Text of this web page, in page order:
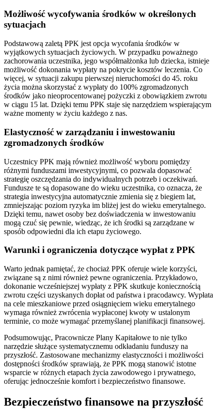
Możliwość wycofywania środków w określonych
sytuacjach
Podstawową zaletą PPK jest opcja wycofania środków w
wyjątkowych sytuacjach życiowych. W przypadku poważnego
zachorowania uczestnika, jego współmałżonka lub dziecka, istnieje
możliwość dokonania wypłaty na pokrycie kosztów leczenia. Co
więcej, w sytuacji zakupu pierwszej nieruchomości do 45. roku
życia można skorzystać z wypłaty do 100% zgromadzonych
środków jako nieoprocentowanej pożyczki z obowiązkiem zwrotu
w ciągu 15 lat. Dzięki temu PPK staje się narzędziem wspierającym
ważne momenty w życiu każdego z nas.
Elastyczność w zarządzaniu i inwestowaniu
zgromadzonych środków
Uczestnicy PPK mają również możliwość wyboru pomiędzy
różnymi funduszami inwestycyjnymi, co pozwala dopasować
strategię oszczędzania do indywidualnych potrzeb i oczekiwań.
Fundusze te są dopasowane do wieku uczestnika, co oznacza, że
strategia inwestycyjna automatycznie zmienia się z biegiem lat,
zmniejszając poziom ryzyka im bliżej jest do wieku emerytalnego.
Dzięki temu, nawet osoby bez doświadczenia w inwestowaniu
mogą czuć się pewnie, wiedząc, że ich środki są zarządzane w
sposób odpowiedni dla ich etapu życiowego.
Warunki i ograniczenia dotyczące wypłat z PPK
Warto jednak pamiętać, że chociaż PPK oferuje wiele korzyści,
związane są z nimi również pewne ograniczenia. Przykładowo,
dokonanie wcześniejszej wypłaty z PPK skutkuje koniecznością
zwrotu części uzyskanych dopłat od państwa i pracodawcy. Wypłata
na cele mieszkaniowe przed osiągnięciem wieku emerytalnego
wymaga również zwrócenia wypłaconej kwoty w ustalonym
terminie, co może wymagać przemyślanej planifikacji finansowej.
Podsumowując, Pracownicze Plany Kapitałowe to nie tylko
narzędzie służące systematycznemu odkładaniu funduszy na
przyszłość. Zastosowane mechanizmy elastyczności i możliwości
dostępności środków sprawiają, że PPK mogą stanowić istotne
wsparcie w różnych etapach życia zawodowego i prywatnego,
oferując jednocześnie komfort i bezpieczeństwo finansowe.
Bezpieczeństwo finansowe na przyszłość